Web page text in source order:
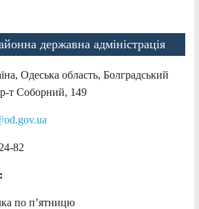
державна адміністрація
Одеська область, Болградський
т Соборний, 149
82
по п’ятницю